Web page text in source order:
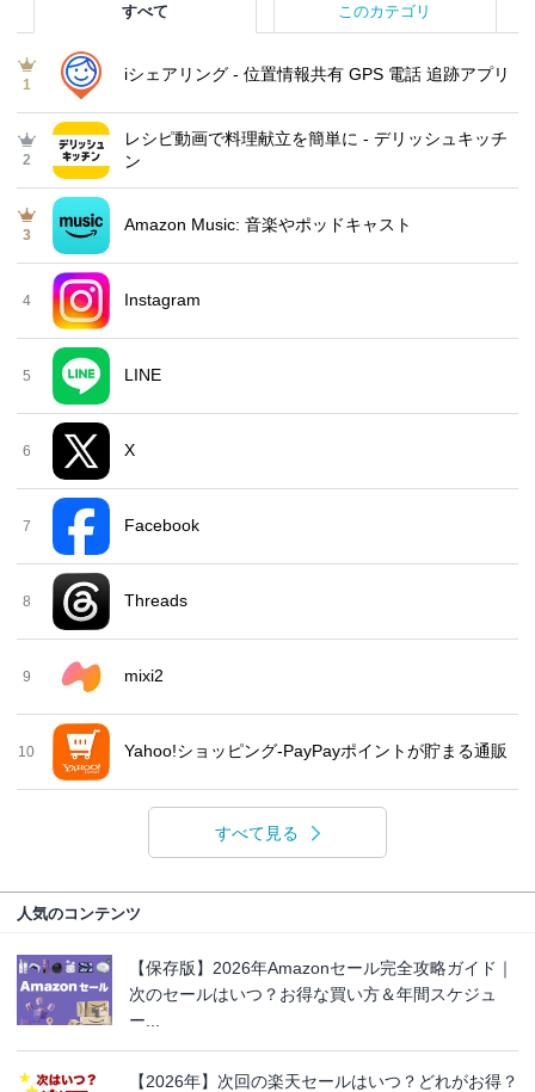
すべて このカテゴリ
1
iシェアリング - 位置情報共有 GPS 電話 追跡アプリ
2
レシピ動画で料理献立を簡単‪に - デリッシュキッチ
ン
3
Amazon Music: 音楽やポッドキャスト
4 Instagram
5 LINE
6 X
7 Facebook
8 Threads
9 mixi2
10 Yahoo!ショッピング-PayPayポイントが貯まる通販
すべて見る
人気のコンテンツ
【保存版】2026年Amazonセール完全攻略ガイド｜
次のセールはいつ？お得な買い方＆年間スケジュ
ー...
【2026年】次回の楽天セールはいつ？どれがお得？